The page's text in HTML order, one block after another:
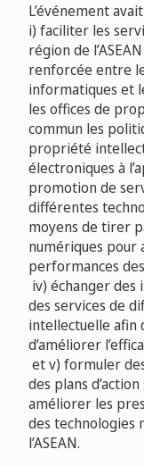
L’événement
i) faciliter les
région de
renforcée entre
informatiques et
les offices de
commun les
propriété
électroniques à
promotion de
différentes
moyens de tirer
numériques pour
performances
iv) échanger
des services de
intellectuelle afin
d’améliorer
et v) formuler
des plans
améliorer les
des technologies
l’ASEAN.